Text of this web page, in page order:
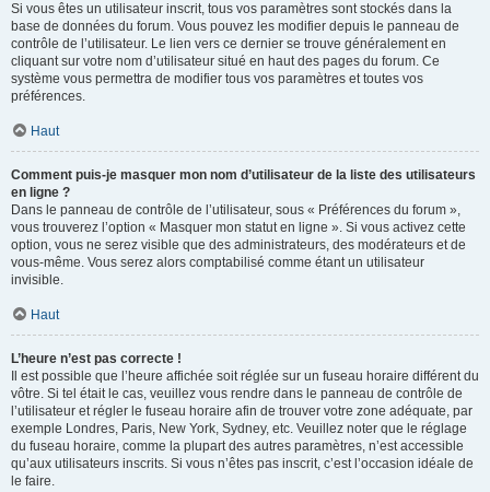
Si vous êtes un utilisateur inscrit, tous vos paramètres sont stockés dans la
base de données du forum. Vous pouvez les modifier depuis le panneau de
contrôle de l’utilisateur. Le lien vers ce dernier se trouve généralement en
cliquant sur votre nom d’utilisateur situé en haut des pages du forum. Ce
système vous permettra de modifier tous vos paramètres et toutes vos
préférences.
Haut
Comment puis-je masquer mon nom d’utilisateur de la liste des utilisateurs
en ligne ?
Dans le panneau de contrôle de l’utilisateur, sous « Préférences du forum »,
vous trouverez l’option « Masquer mon statut en ligne ». Si vous activez cette
option, vous ne serez visible que des administrateurs, des modérateurs et de
vous-même. Vous serez alors comptabilisé comme étant un utilisateur
invisible.
Haut
L’heure n’est pas correcte !
Il est possible que l’heure affichée soit réglée sur un fuseau horaire différent du
vôtre. Si tel était le cas, veuillez vous rendre dans le panneau de contrôle de
l’utilisateur et régler le fuseau horaire afin de trouver votre zone adéquate, par
exemple Londres, Paris, New York, Sydney, etc. Veuillez noter que le réglage
du fuseau horaire, comme la plupart des autres paramètres, n’est accessible
qu’aux utilisateurs inscrits. Si vous n’êtes pas inscrit, c’est l’occasion idéale de
le faire.